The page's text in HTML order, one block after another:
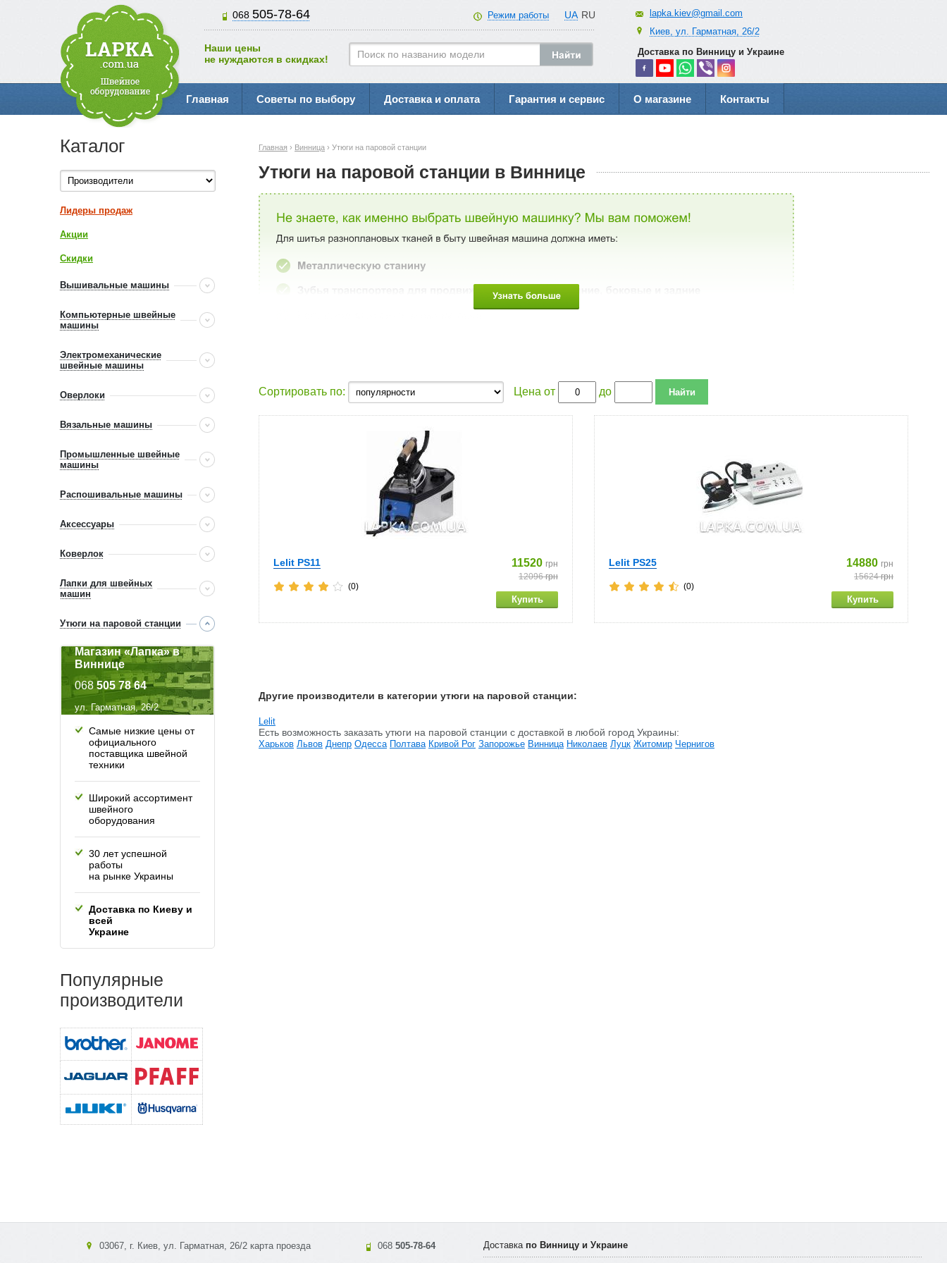
068 505-78-64 UA RU
Режим работы
Наши цены
не нуждаются в скидках!
lapka.kiev@gmail.com
Киев, ул. Гарматная, 26/2
Доставка по Винницу и Украине
Главная Советы по выбору Доставка и оплата Гарантия и сервис О магазине Контакты
Главная › Винница › Утюги на паровой станции
Утюги на паровой станции в Виннице
Сортировать по: Цена от до
Lelit PS11 11520 грн
12096грн
(0)
Lelit PS25 14880 грн
15624грн
(0)
Другие производители в категории утюги на паровой станции:
Lelit
Есть возможность заказать утюги на паровой станции c доставкой в любой город Украины:
Харьков Львов Днепр Одесса Полтава Кривой Рог Запорожье Винница Николаев Луцк Житомир Чернигов
Каталог
Лидеры продаж
Акции
Скидки
Вышивальные машины
Компьютерные швейные
машины
Электромеханические
швейные машины
Оверлоки
Вязальные машины
Промышленные швейные
машины
Распошивальные машины
Аксессуары
Коверлок
Лапки для швейных
машин
Утюги на паровой станции
Магазин «Лапка» в
Виннице
068 505 78 64
ул. Гарматная, 26/2
Самые низкие цены от
официального
поставщика швейной
техники
Широкий ассортимент
швейного
оборудования
30 лет успешной
работы
на рынке Украины
Доставка по Киеву и
всей
Украине
Популярные
производители
03067, г. Киев, ул. Гарматная, 26/2 карта проезда 068 505-78-64 Доставка по Винницу и Украине